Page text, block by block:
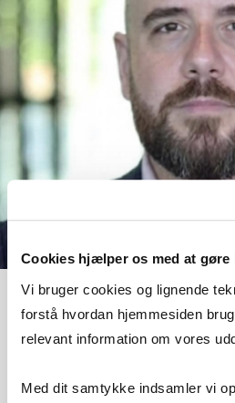
Cookies hjælper os med at gøre
Vi bruger cookies og lignende
forstå hvordan hjemmesiden
relevant information om vores
Med dit samtykke indsamler vi
Michele Acciaro
mac.si@cbs.dk